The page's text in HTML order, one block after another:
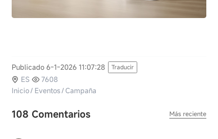
Publicado 6-1-2026 11:07:28 Traducir
ES
7608
Inicio/ Eventos/ Campaña
108 Comentarios Más reciente